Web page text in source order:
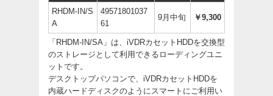
RHDM-IN/S
A
49571801037
61
9月中旬 ￥9,300
「RHDM-IN/SA」は、iVDRカセットHDDを交換型
のストレージとして利用できるローディングユニ
ットです。
デスクトップパソコンで、iVDRカセットHDDを
内蔵ハードディスクのようにスマートにご利用い